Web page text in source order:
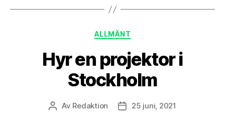
Kategorier
ALLMÄNT
Hyr en projektor i
Stockholm
Inläggsförfattare
Av Redaktion Inläggsdatum
25 juni, 2021